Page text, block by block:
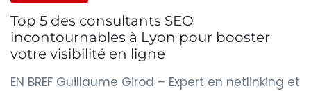
Top 5 des consultants SEO
incontournables à Lyon pour booster
votre visibilité en ligne
EN BREF Guillaume Girod – Expert en netlinking et